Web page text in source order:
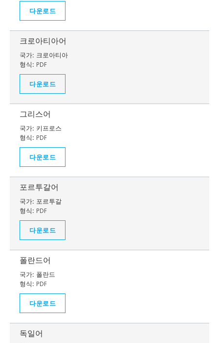
다운로드
크로아티아어
국가: 크로아티아
형식: PDF
다운로드
그리스어
국가: 키프로스
형식: PDF
다운로드
포르투갈어
국가: 포르투갈
형식: PDF
다운로드
폴란드어
국가: 폴란드
형식: PDF
다운로드
독일어